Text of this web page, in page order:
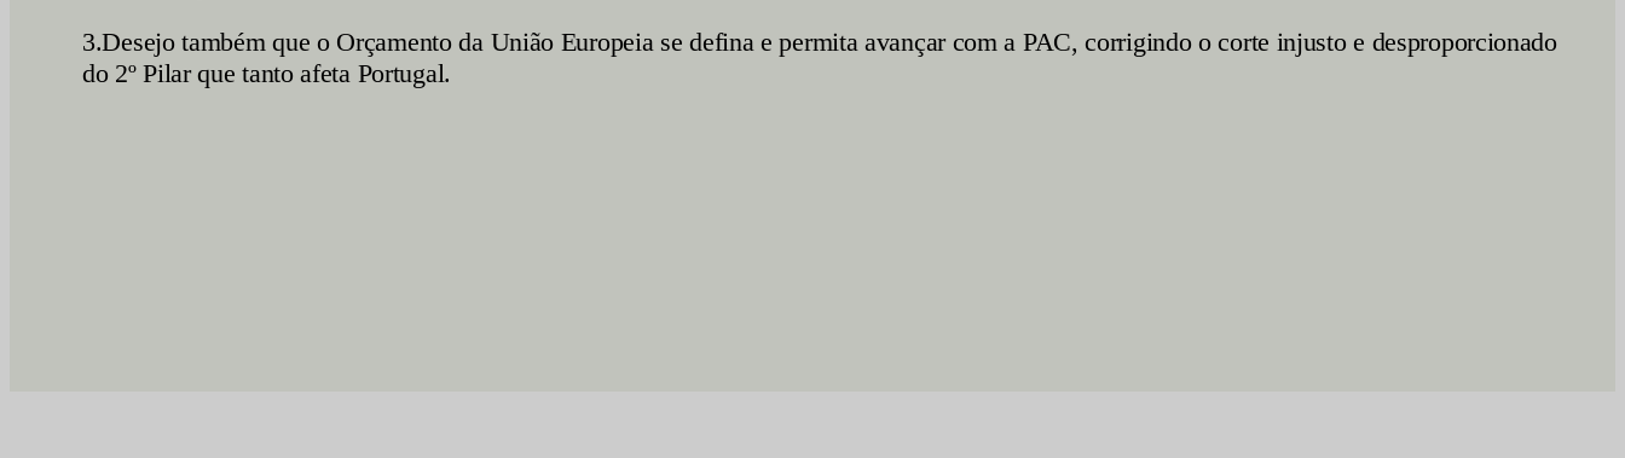
3.Desejo também que o Orçamento da União Europeia se defina e permita avançar com a PAC, corrigindo o corte injusto e desproporcionado
do 2º Pilar que tanto afeta Portugal.